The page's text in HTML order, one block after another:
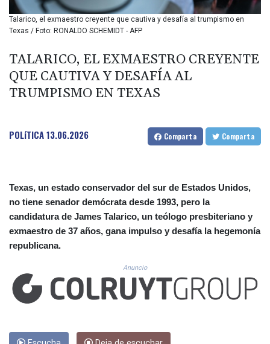
CAD 1.618749
CDF 2612.604653
CHF 0.93223
CLP 1056.157931
CNY 7.799775
CNH 7.796366
COP 3677.625283
CUC 1.155508
CUP 30.620975
DKK 7.475388
DOP 67.30804
DZD 153.466204
EGP 57.550907
FJD 2.553308
FKP 0.858801
GBP 0.857994
GHS 13.548336
Talarico, el exmaestro creyente que cautiva y desafía al trumpismo en
Texas / Foto: RONALDO SCHEMIDT - AFP
TALARICO, EL EXMAESTRO CREYENTE
QUE CAUTIVA Y DESAFÍA AL
TRUMPISMO EN TEXAS
POLíTICA13.06.2026 Comparta Comparta
Texas, un estado conservador del sur de Estados Unidos,
no tiene senador demócrata desde 1993, pero la
candidatura de James Talarico, un teólogo presbiteriano y
exmaestro de 37 años, gana impulso y desafía la hegemonía
republicana.
Anuncio